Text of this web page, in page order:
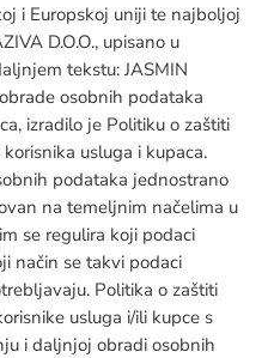
i Europskoj uniji te najboljoj
D.O.O., upisano u
tekstu: JASMIN
osobnih podataka
izradilo je Politiku o zaštiti
usluga i kupaca.
podataka jednostrano
na temeljnim načelima u
se regulira koji podaci
način se takvi podaci
Politika o zaštiti
usluga i/ili kupce s
i daljnjoj obradi osobnih